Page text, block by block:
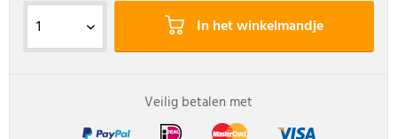
In het winkelmandje
Veilig betalen met